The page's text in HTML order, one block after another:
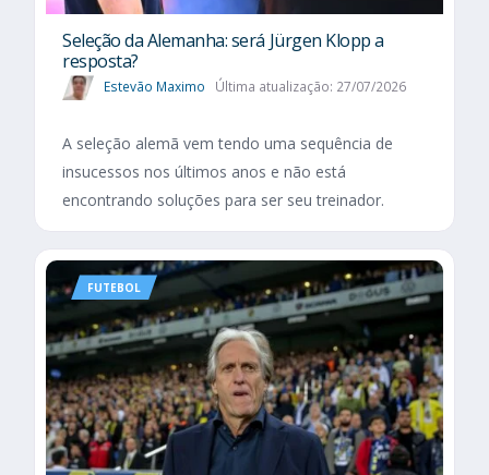
Seleção da Alemanha: será Jürgen Klopp a
resposta?
Estevão Maximo Última atualização: 27/07/2026
A seleção alemã vem tendo uma sequência de
insucessos nos últimos anos e não está
encontrando soluções para ser seu treinador.
FUTEBOL